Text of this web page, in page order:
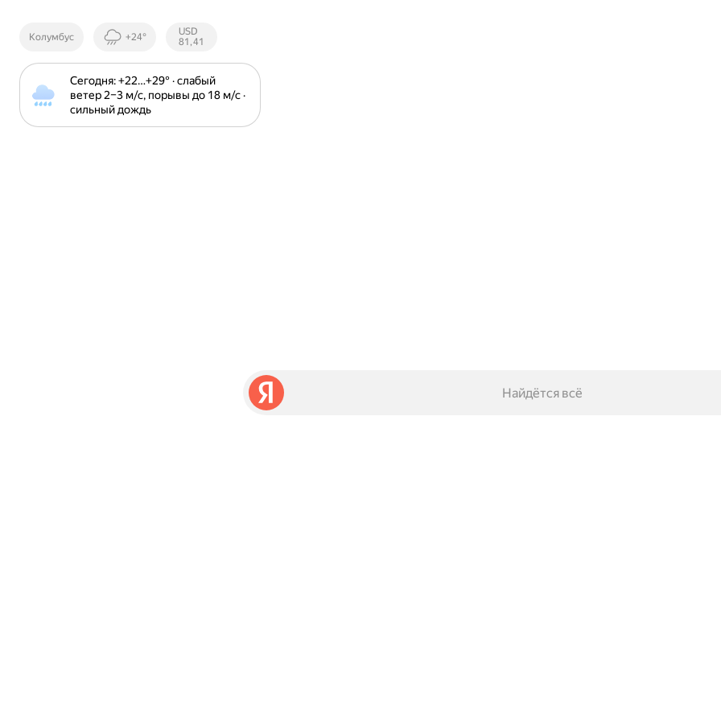
Колумбус +24°
Курсы ЦБ
РФ
USD
81,41
Сегодня: +22⁠…⁠+29⁠° · слабый
ветер 2⁠–⁠3 м⁠/⁠с, порывы до 18 м⁠/⁠с ·
сильный дождь